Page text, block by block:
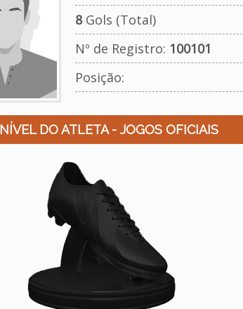
8Gols (Total)
Nº de Registro: 100101
Posição:
NÍVEL DO ATLETA - JOGOS OFICIAIS